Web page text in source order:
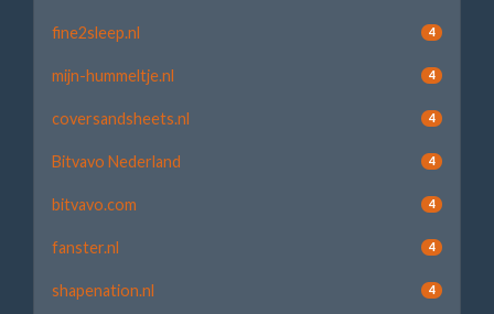
fine2sleep.nl 4
mijn-hummeltje.nl 4
coversandsheets.nl 4
Bitvavo Nederland 4
bitvavo.com 4
fanster.nl 4
shapenation.nl 4